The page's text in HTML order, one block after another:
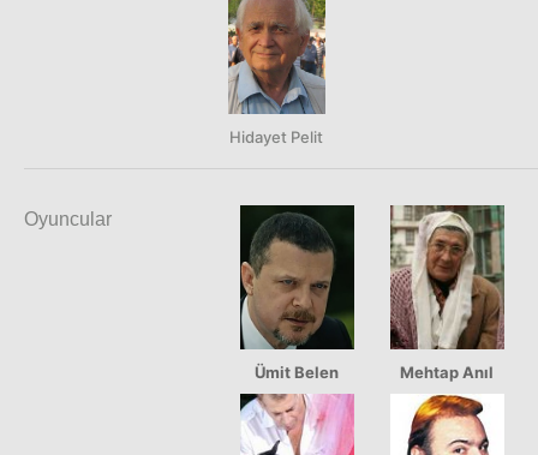
Hidayet Pelit
Oyuncular
Ümit Belen Mehtap Anıl